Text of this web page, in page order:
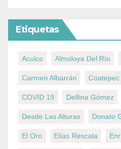
Etiquetas
Aculco Almoloya Del Río
Carmen Albarrán
COVID 19 Delfina Gómez
Desde Las Alturas Donato
El Oro Elías Rescala